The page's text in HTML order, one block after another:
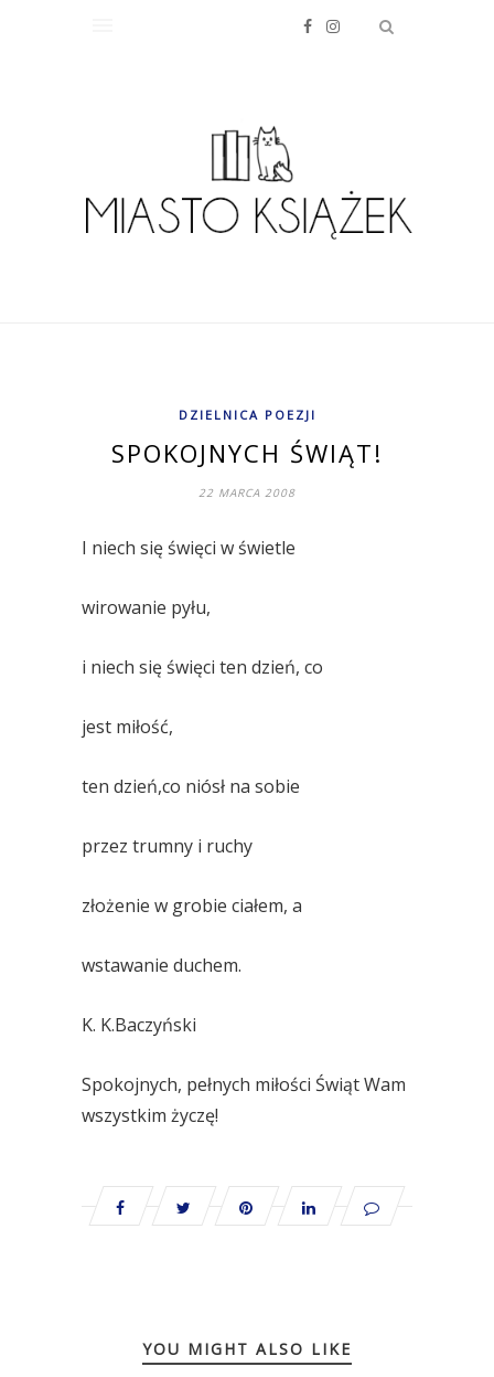
DZIELNICA POEZJI
SPOKOJNYCH ŚWIĄT!
22 MARCA 2008
I niech się święci w świetle
wirowanie pyłu,
i niech się święci ten dzień, co
jest miłość,
ten dzień,co niósł na sobie
przez trumny i ruchy
złożenie w grobie ciałem, a
wstawanie duchem.
K. K.Baczyński
Spokojnych, pełnych miłości Świąt Wam
wszystkim życzę!
YOU MIGHT ALSO LIKE